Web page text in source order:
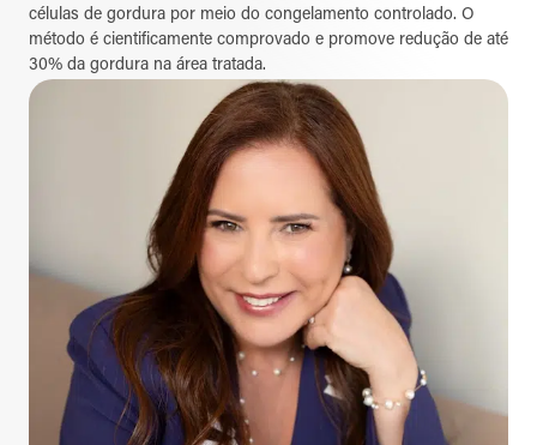
células de gordura por meio do congelamento controlado. O
método é cientificamente comprovado e promove redução de até
30% da gordura na área tratada.